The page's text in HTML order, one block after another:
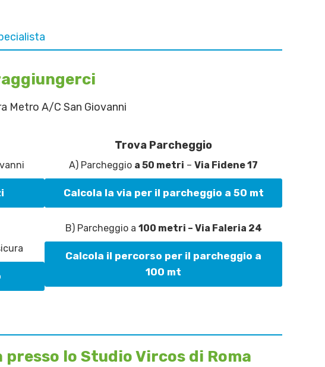
Metro A/C San Giovanni
Trova Parcheggio
A) Parcheggio a 50 metri – Via Fidene 17
Calcola la via per il parcheggio a 50 mt
B) Parcheggio a 100 metri – Via Faleria 24
Calcola il percorso per il parcheggio a
100 mt
lo Studio Vircos di Roma